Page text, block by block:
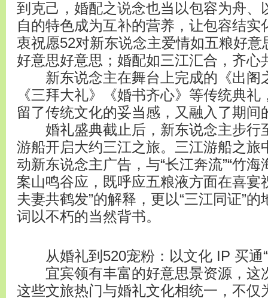
到克己，婚配之说念也当以包容为舟、
自的特色成为互补的营养，让包容结实
衷祝愿52对新东说念主爱情如五粮好
好意思好意思；婚配如三江汇合，齐心
新东说念主在舞台上完成的《出阁
《三拜大礼》《婚书齐心》等传统典
留了传统文化的妥当感，又融入了期间
婚礼盛典截止后，新东说念主步行
游船开启大约三江之旅。三江游船之旅
动新东说念主广告，与“长江奔流”“竹
案山鸣谷应，既呼应五粮液方面在喜宴
夫妻共鹤发”的解释，更以“三江同证”
词以不朽的当然背书。
从婚礼到520宠粉：以文化 IP 买通“
宜宾领有丰富的好意思景资源，这
这些文旅热门与婚礼文化相统一，不仅